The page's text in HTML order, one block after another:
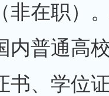
非在职）
内普通高
书、学位